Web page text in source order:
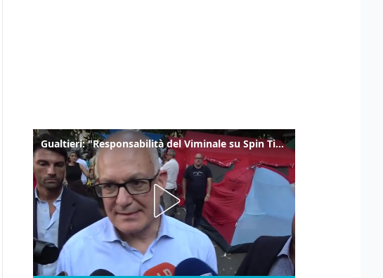
Gualtieri: "Responsabilità del Viminale su Spin Time? La posizione dei partiti è nota"